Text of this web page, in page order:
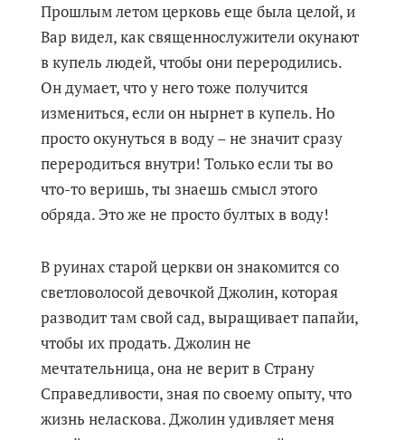
Прошлым летом церковь еще была целой, и
Вар видел, как священнослужители окунают
в купель людей, чтобы они переродились.
Он думает, что у него тоже получится
измениться, если он нырнет в купель. Но
просто окунуться в воду – не значит сразу
переродиться внутри! Только если ты во
что-то веришь, ты знаешь смысл этого
обряда. Это же не просто бултых в воду!
В руинах старой церкви он знакомится со
светловолосой девочкой Джолин, которая
разводит там свой сад, выращивает папайи,
чтобы их продать. Джолин не
мечтательница, она не верит в Страну
Справедливости, зная по своему опыту, что
жизнь неласкова. Джолин удивляет меня